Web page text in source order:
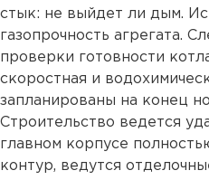
стык: не выйдет ли дым.
газопрочность агрегата.
проверки готовности
скоростная и
запланированы на конец
Строительство ведется
главном корпусе
контур, ведутся